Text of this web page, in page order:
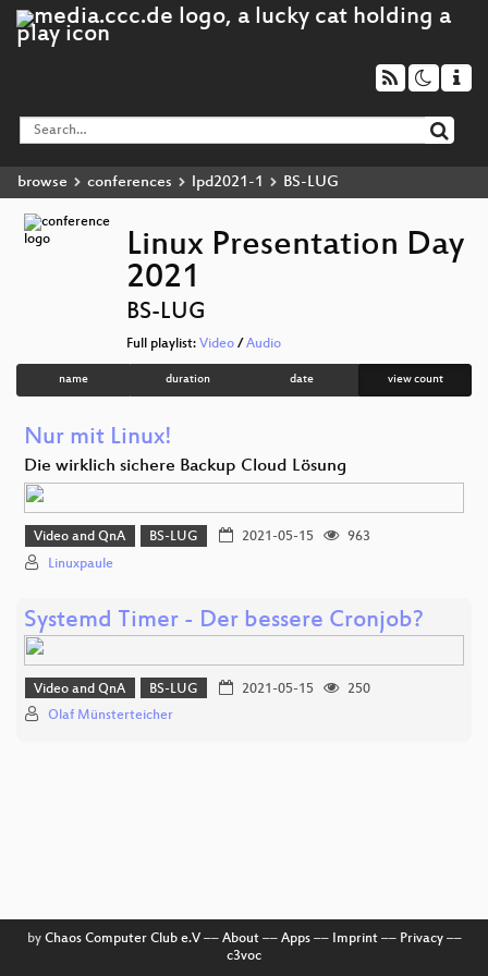
browse conferences lpd2021-1 BS-LUG
Linux Presentation Day
2021
BS-LUG
Full playlist:Video /Audio
name duration date view count
Nur mit Linux!
Die wirklich sichere Backup Cloud Lösung
Video and QnA BS-LUG 2021-05-15
963
Linuxpaule
Systemd Timer - Der bessere Cronjob?
Video and QnA BS-LUG 2021-05-15
250
Olaf Münsterteicher
by Chaos Computer Club e.V–– About–– Apps–– Imprint–– Privacy––
c3voc